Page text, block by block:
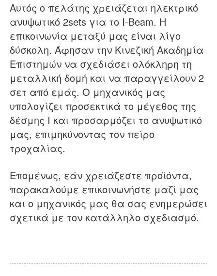
Αυτός ο πελάτης χρειάζεται ηλεκτρικό
ανυψωτικό 2sets για το I-Beam. Η
επικοινωνία μεταξύ μας είναι λίγο
δύσκολη. Άφησαν την Κινεζική Ακαδημία
Επιστημών να σχεδιάσει ολόκληρη τη
μεταλλική δομή και να παραγγείλουν 2
σετ από εμάς. Ο μηχανικός μας
υπολογίζει προσεκτικά το μέγεθος της
δέσμης I και προσαρμόζει το ανυψωτικό
μας, επιμηκύνοντας τον πείρο
τροχαλίας.
Επομένως, εάν χρειάζεστε προϊόντα,
παρακαλούμε επικοινωνήστε μαζί μας
και ο μηχανικός μας θα σας ενημερώσει
σχετικά με τον κατάλληλο σχεδιασμό.